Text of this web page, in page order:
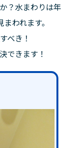
？水まわりは年
われます。
べき！
できます！